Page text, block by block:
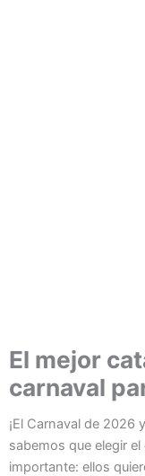
El mejor
carnaval
¡El Carnaval de 2026
sabemos que elegir
importante: ellos